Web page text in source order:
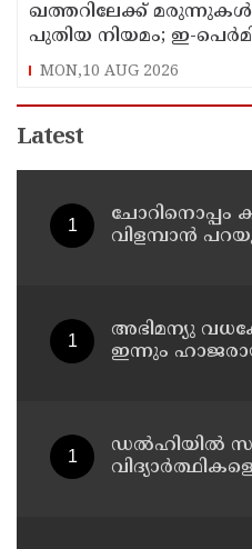
ഖത്തറിലേക്ക്
പുതിയ നിയമം; ഇ-
മന്ത്രാലയം
MON,10 AUG 2026
Latest
ചോറിനൊപ്പം
വിളമ്പാൻ
അഭിമന്യു
ഇന്നും
ഡൽഹിയിൽ